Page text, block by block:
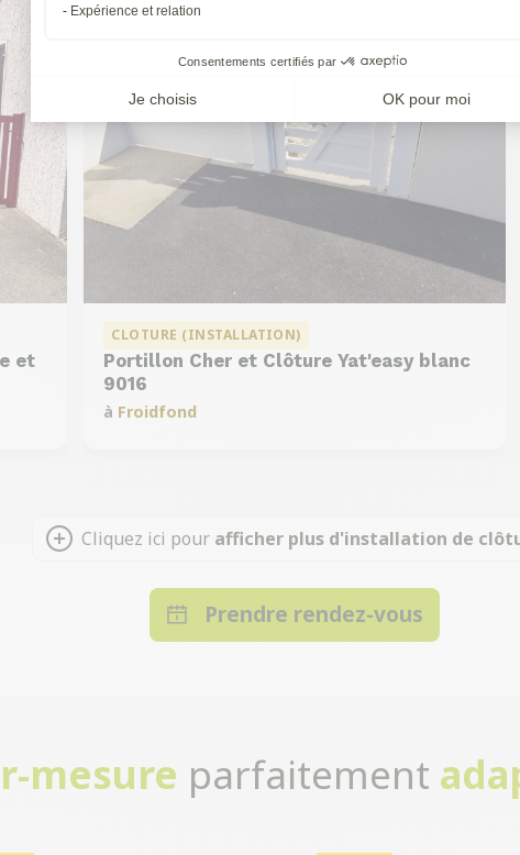
Expérience et relation
Consentements certifiés par
Je choisis OK pour moi
et
CLOTURE (INSTALLATION)
Portillon Cher et Clôture Yat'easy blanc
9016
à Froidfond
Cliquez ici pour afficher plus d'installation de
Prendre rendez-vous
mesure parfaitement